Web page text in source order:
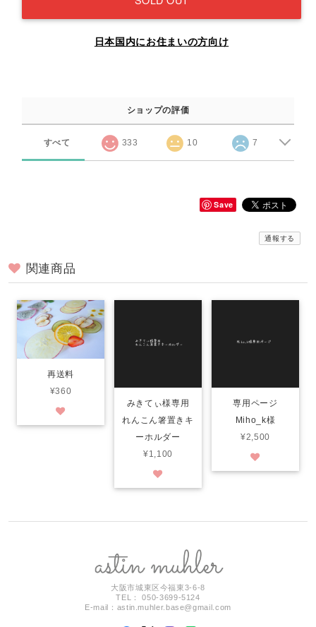
日本国内にお住まいの方向け
ショップの評価
すべて 333 10 7
Save
通報する
関連商品
再送料
¥360
みきてぃ様専用
れんこん箸置きキ
ーホルダー
¥1,100
専用ページ
Miho_k様
¥2,500
大阪市城東区今福東3-6-8
TEL： 050-3699-5124
E-mail： astin.muhler.base@gmail.com